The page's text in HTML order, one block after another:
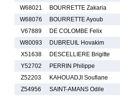
W68021
BOURRETTE Zakaria
W68076
BOURRETTE Ayoub
V67889
DE COLOMBE Felix
W80093
DUBREUIL Hovakim
X51638
DESCELLIERE Brigitte
Y52702
PERRIN Philippe
Z52203
KAHOUADJI Soufiane
Z54956
SAINT-AMANS Odile